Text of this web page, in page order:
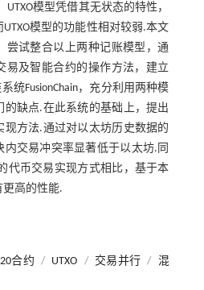
模型凭借其无状态的特性，
模型的功能性相对较弱.本文
尝试整合以上两种记账模型，通
易及智能合约的操作方法，建立
统FusionChain，充分利用两种模
的缺点.在此系统的基础上，提出
现方法.通过对以太坊历史数据的
交易冲突率显著低于以太坊.同
代币交易实现方式相比，基于本
高的性能.
合约 / UTXO / 交易并行 /
混